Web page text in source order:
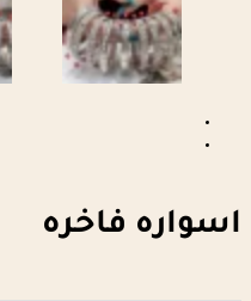
اسواره فاخره